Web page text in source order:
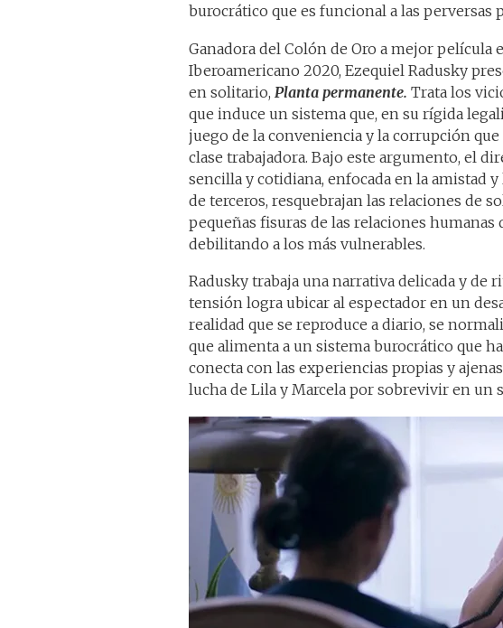
burocrático que es funcional a las perversas
Ganadora del Colón de Oro a mejor película
Iberoamericano 2020, Ezequiel Radusky
en solitario, Planta permanente. Trata los
que induce un sistema que, en su rígida
juego de la conveniencia y la corrupción
clase trabajadora. Bajo este argumento, el
sencilla y cotidiana, enfocada en la amistad
de terceros, resquebrajan las relaciones de
pequeñas fisuras de las relaciones
debilitando a los más vulnerables.
Radusky trabaja una narrativa delicada y de
tensión logra ubicar al espectador en un
realidad que se reproduce a diario, se
que alimenta a un sistema burocrático que
conecta con las experiencias propias y
lucha de Lila y Marcela por sobrevivir en un